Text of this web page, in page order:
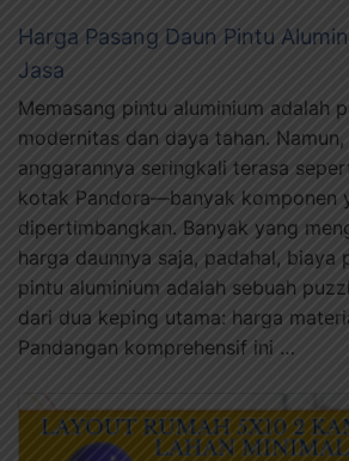
Harga Pasang Daun Pintu
Jasa
Memasang pintu aluminium adalah
modernitas dan daya tahan.
anggarannya seringkali terasa
kotak Pandora—banyak komponen
dipertimbangkan. Banyak yang
harga daunnya saja, padahal, biaya
pintu aluminium adalah sebuah
dari dua keping utama: harga
Pandangan komprehensif ini …